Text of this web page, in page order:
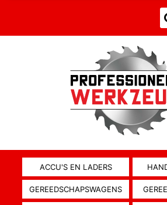
ACCU'S EN LADERS
GEREEDSCHAPSWAGENS